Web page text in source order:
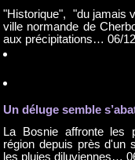
"Historique", "du jamais
ville normande de
aux précipitations… 06/
Un déluge semble
La Bosnie affronte les
région depuis près d'un
les pluies diluviennes…